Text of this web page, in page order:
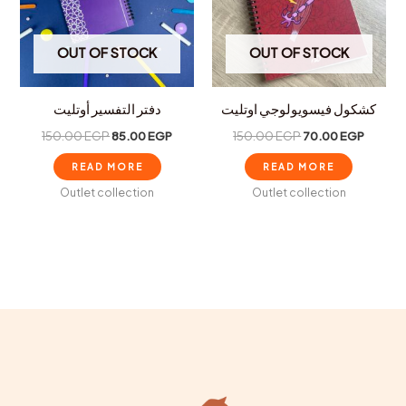
OUT OF STOCK
دفتر التفسير أوتليت
150.00EGP85.00EGP
READ MORE
Outlet collection
OUT OF STOCK
كشكول فيسويولوجي اوتليت
150.00EGP70.00EGP
READ MORE
Outlet collection